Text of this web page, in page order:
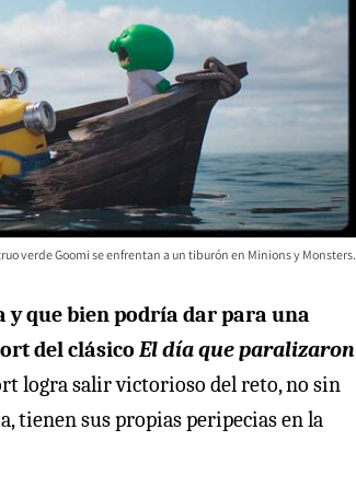
verde Goomi se enfrentan a un tiburón en Minions y Monsters.
y que bien podría dar para una
del clásico El día que paralizaron
logra salir victorioso del reto, no sin
tienen sus propias peripecias en la